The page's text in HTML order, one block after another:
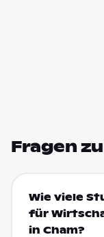
Fragen
Wie viele
für
in Cham?